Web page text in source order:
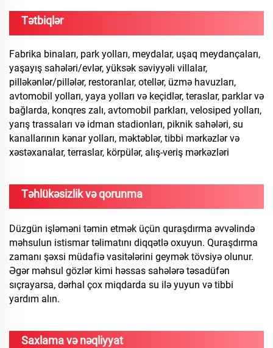
Tətbiqlər
Fabrika binaları, park yolları, meydalar, uşaq meydançaları,
yaşayış sahələri/evlər, yüksək səviyyəli villalar,
pilləkənlər/pillələr, restoranlar, otellər, üzmə havuzları,
avtomobil yolları, yaya yolları və keçidlər, teraslar, parklar və
bağlarda, konqres zalı, avtomobil parkları, velosiped yolları,
yarış trassaları və idman stadionları, piknik sahələri, su
kanallarının kənar yolları, məktəblər, tibbi mərkəzlər və
xəstəxanalar, terraslar, körpülər, alış-veriş mərkəzləri
Təhlükəsizlik və qorunma
Düzgün işləməni təmin etmək üçün quraşdırma əvvəlində
məhsulun istismar təlimatını diqqətlə oxuyun. Quraşdırma
zamanı şəxsi müdafiə vasitələrini geymək tövsiyə olunur.
Əgər məhsul gözlər kimi həssas sahələrə təsadüfən
sıçrayarsa, dərhal çox miqdarda su ilə yuyun və tibbi
yardım alın.
Saxlama və nəqliyyat